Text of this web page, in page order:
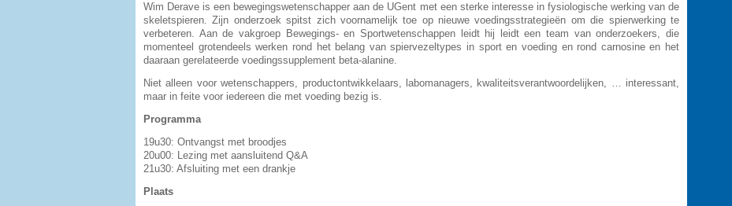
Wim Derave is een bewegingswetenschapper aan de UGent met een sterke interesse in fysiologische werking van de
skeletspieren. Zijn onderzoek spitst zich voornamelijk toe op nieuwe voedingsstrategieën om die spierwerking te
verbeteren. Aan de vakgroep Bewegings- en Sportwetenschappen leidt hij leidt een team van onderzoekers, die
momenteel grotendeels werken rond het belang van spiervezeltypes in sport en voeding en rond carnosine en het
daaraan gerelateerde voedingssupplement beta-alanine.
Niet alleen voor wetenschappers, productontwikkelaars, labomanagers, kwaliteitsverantwoordelijken, … interessant,
maar in feite voor iedereen die met voeding bezig is.
Programma
19u30: Ontvangst met broodjes
20u00: Lezing met aansluitend Q&A
21u30: Afsluiting met een drankje
Plaats